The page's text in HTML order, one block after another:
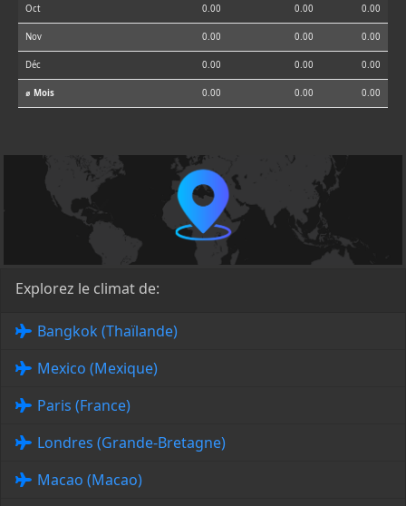
Oct 0.00 0.00 0.00
Nov 0.00 0.00 0.00
Déc 0.00 0.00 0.00
⌀ Mois 0.00 0.00 0.00
Explorez le climat de:
Bangkok (Thaïlande)
Mexico (Mexique)
Paris (France)
Londres (Grande-Bretagne)
Macao (Macao)